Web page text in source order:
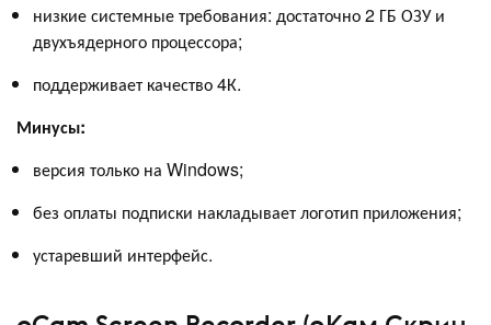
низкие системные требования: достаточно 2 ГБ ОЗУ и
двухъядерного процессора;
поддерживает качество 4К.
Минусы:
версия только на Windows;
без оплаты подписки накладывает логотип приложения;
устаревший интерфейс.